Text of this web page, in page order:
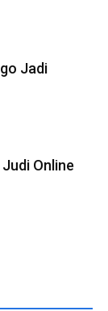
Jadi
Online